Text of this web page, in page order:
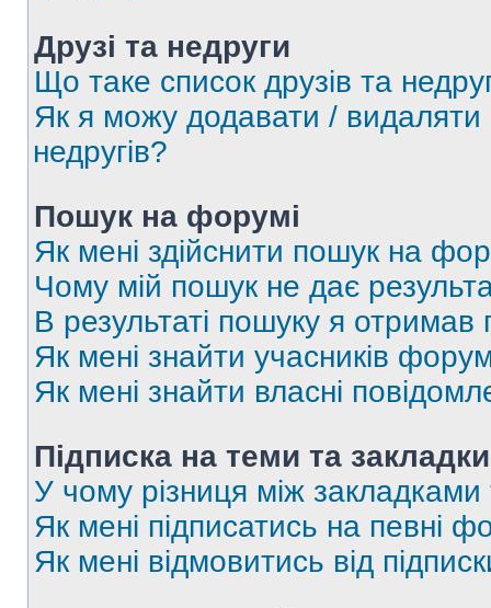
Друзі та недруги
Що таке список друзів та
Як я можу додавати / видаляти
недругів?
Пошук на форумі
Як мені здійснити пошук на
Чому мій пошук не дає
В результаті пошуку я отримав
Як мені знайти учасників
Як мені знайти власні
Підписка на теми та закладки
У чому різниця між закладками
Як мені підписатись на певні
Як мені відмовитись від